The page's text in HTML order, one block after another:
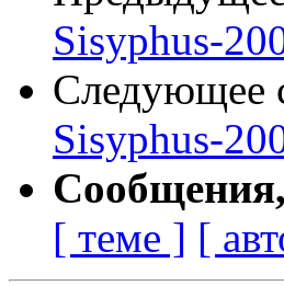
Sisyphus-
Следующее
Sisyphus-
[ теме ] [